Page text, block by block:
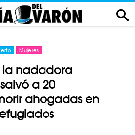
Mujeres
la nadadora
a 20
ahogadas en